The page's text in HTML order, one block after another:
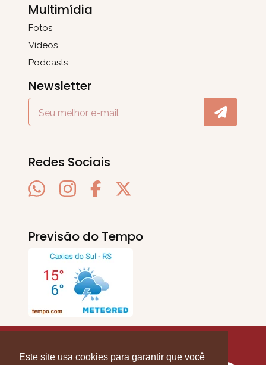
Este site usa cookies para garantir que você
Multimídia
Fotos
Vídeos
Podcasts
Newsletter
Redes Sociais
Previsão do Tempo
Direitos Reservados.